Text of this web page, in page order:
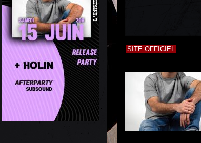
SITE OFFICIEL